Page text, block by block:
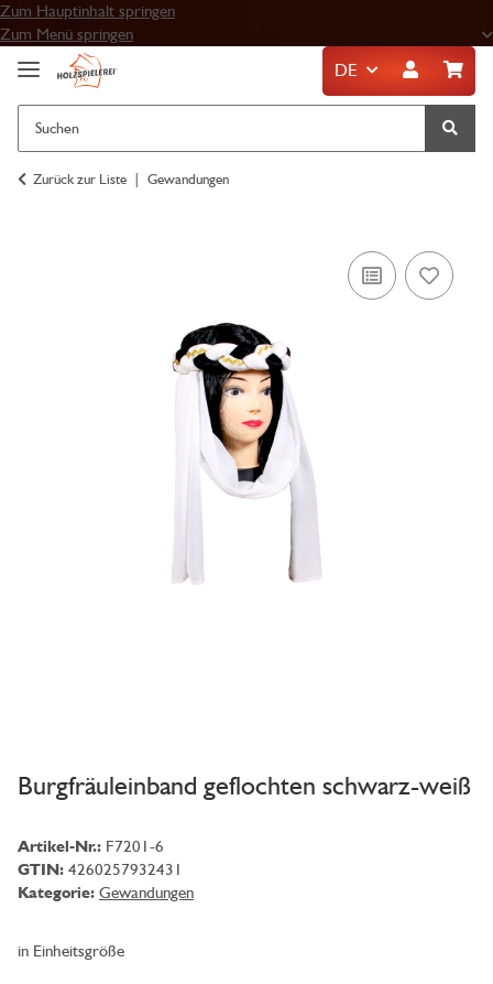
Zum Hauptinhalt springen
Zum Menü springen
DE
Zurück zur Liste Gewandungen
Burgfräuleinband geflochten schwarz-weiß
Artikel-Nr.: F7201-6
GTIN: 4260257932431
Kategorie: Gewandungen
in Einheitsgröße